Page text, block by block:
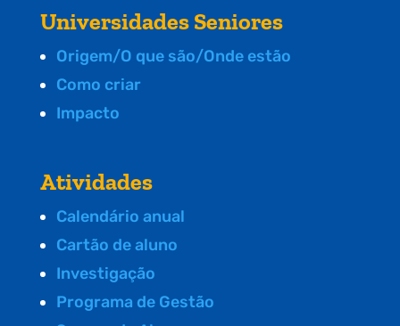
Universidades Seniores
Origem/O que são/Onde estão
Como criar
Impacto
Atividades
Calendário anual
Cartão de aluno
Investigação
Programa de Gestão